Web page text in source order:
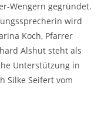
Wengern gegründet.
wird
Koch, Pfarrer
Alshut steht als
Unterstützung in
Silke Seifert vom